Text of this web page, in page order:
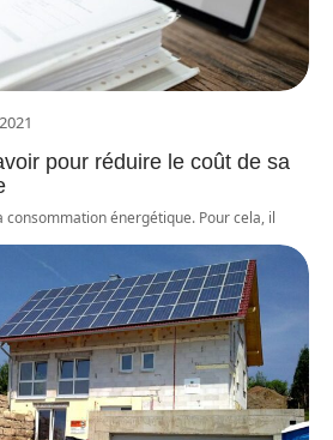
pour réduire le coût de sa
énergétique. Pour cela, il